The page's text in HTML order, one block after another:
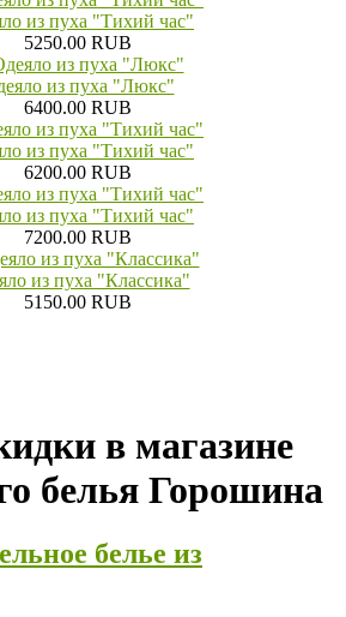
из пуха "Тихий час"
5250.00 RUB
из пуха "Люкс"
6400.00 RUB
из пуха "Тихий час"
6200.00 RUB
из пуха "Тихий час"
7200.00 RUB
из пуха "Классика"
5150.00 RUB
в магазине
белья Горошина
белье из